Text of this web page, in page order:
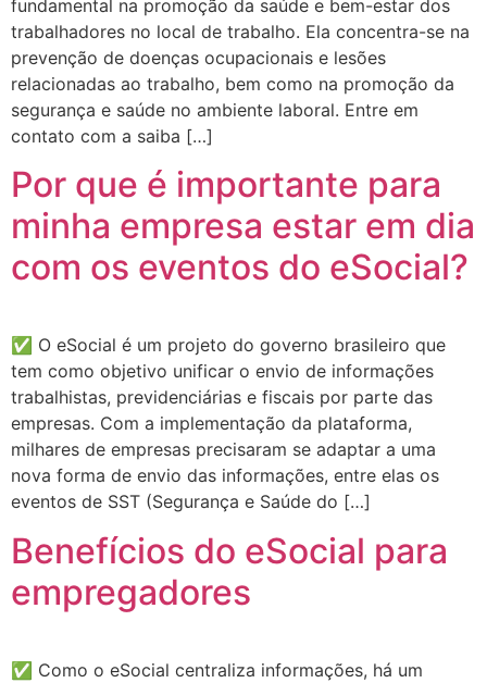
fundamental na promoção da saúde e bem-estar dos
trabalhadores no local de trabalho. Ela concentra-se na
prevenção de doenças ocupacionais e lesões
relacionadas ao trabalho, bem como na promoção da
segurança e saúde no ambiente laboral. Entre em
contato com a saiba […]
Por que é importante para
minha empresa estar em dia
com os eventos do eSocial?
✅ O eSocial é um projeto do governo brasileiro que
tem como objetivo unificar o envio de informações
trabalhistas, previdenciárias e fiscais por parte das
empresas. Com a implementação da plataforma,
milhares de empresas precisaram se adaptar a uma
nova forma de envio das informações, entre elas os
eventos de SST (Segurança e Saúde do […]
Benefícios do eSocial para
empregadores
✅ Como o eSocial centraliza informações, há um